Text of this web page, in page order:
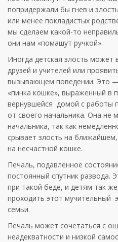
попридержали бы гнев и
или менее покладистых
мы сделаем какой-то
они нам «помашут ручкой».
Иногда детская злость может
друзей и учителей или
вызывающем поведении. Это
«пинка кошке», выраженный в
вернувшейся домой с работы
от своего начальника. Она не
начальника, так как
срывает злость на
на несчастной кошке.
Печаль, подавленное
постоянный спутник развода.
при такой беде, и детям так
проходить этот мучительный
семьи.
Печаль может сочетаться с
неадекватности и низкой